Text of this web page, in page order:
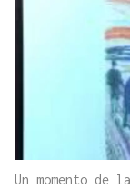
Un momento de